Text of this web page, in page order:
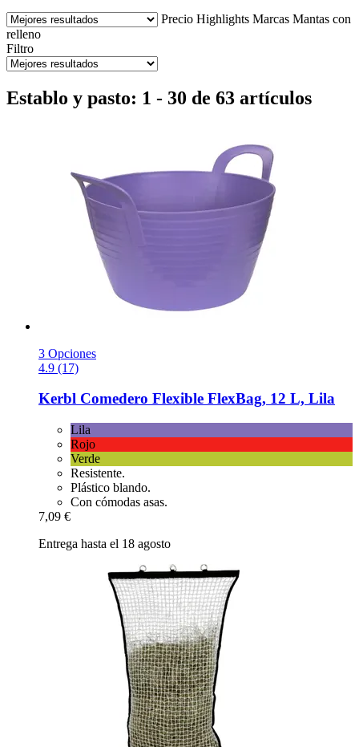
Precio Highlights Marcas Mantas con
relleno
Filtro
Establo y pasto: 1 - 30 de 63 artículos
3 Opciones
4.9 (17)
Kerbl Comedero Flexible FlexBag, 12 L, Lila
Lila
Rojo
Verde
Resistente.
Plástico blando.
Con cómodas asas.
7,09 €
Entrega hasta el 18 agosto